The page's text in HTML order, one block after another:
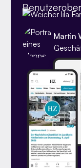
Martin